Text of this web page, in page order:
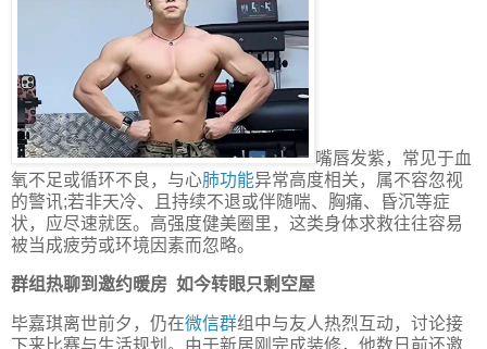
嘴唇发紫，常见于血
氧不足或循环不良，与心肺功能异常高度相关，属不容忽视
的警讯;若非天冷、且持续不退或伴随喘、胸痛、昏沉等症
状，应尽速就医。高强度健美圈里，这类身体求救往往容易
被当成疲劳或环境因素而忽略。
群组热聊到邀约暖房 如今转眼只剩空屋
毕嘉琪离世前夕，仍在微信群组中与友人热烈互动，讨论接